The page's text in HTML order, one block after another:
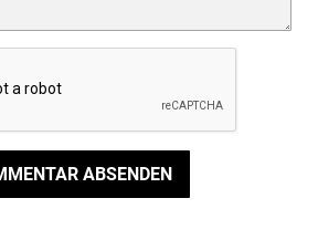
ABSENDEN